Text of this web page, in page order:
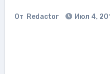
От Redactor Июл 4,